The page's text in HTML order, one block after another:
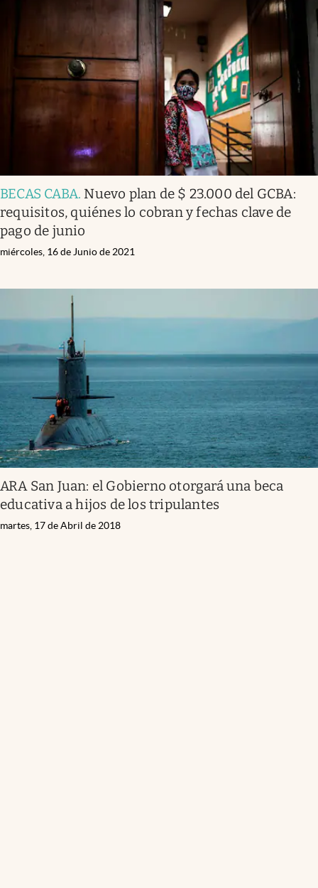
BECAS CABA. Nuevo plan de $ 23.000 del GCBA:
requisitos, quiénes lo cobran y fechas clave de
pago de junio
miércoles, 16 de Junio de 2021
ARA San Juan: el Gobierno otorgará una beca
educativa a hijos de los tripulantes
martes, 17 de Abril de 2018